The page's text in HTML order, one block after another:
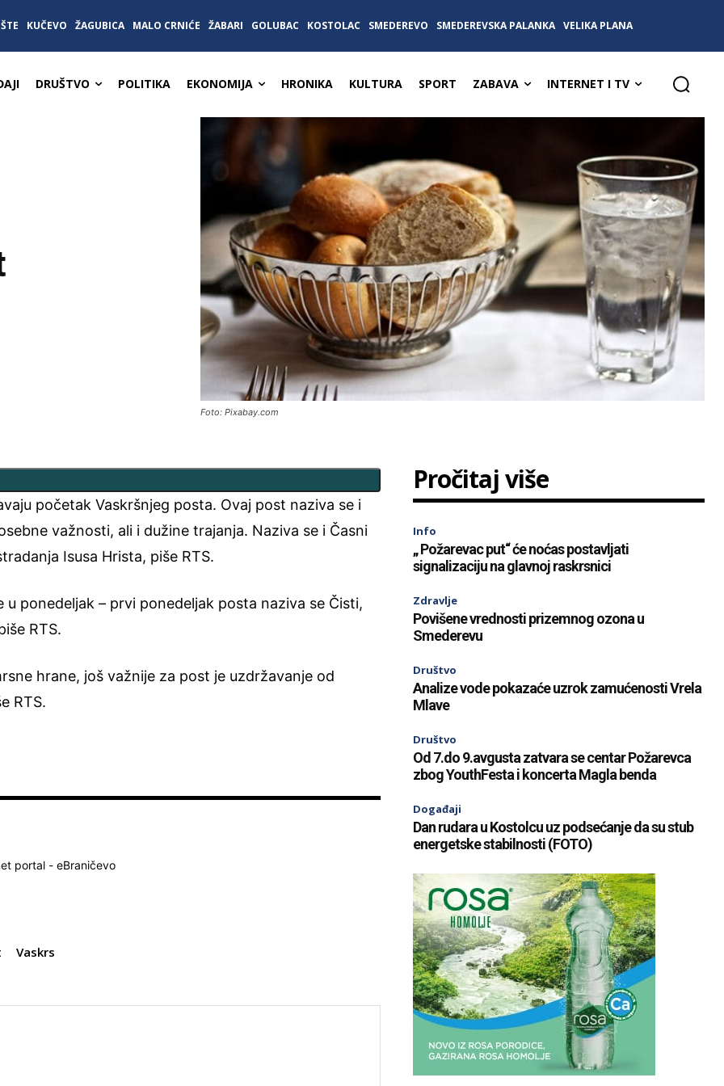
KUČEVO ŽAGUBICA MALO CRNIĆE ŽABARI GOLUBAC KOSTOLAC SMEDEREVO SMEDEREVSKA PALANKA VELIKA PLANA
DRUŠTVO POLITIKA EKONOMIJA HRONIKA KULTURA SPORT ZABAVA INTERNET I TV
Foto: Pixabay.com
početak Vaskršnjeg posta. Ovaj post naziva se i
važnosti, ali i dužine trajanja. Naziva se i Časni
Isusa Hrista, piše RTS.
u ponedeljak – prvi ponedeljak posta naziva se Čisti,
RTS.
hrane, još važnije za post je uzdržavanje od
RTS.
portal - eBraničevo
Vaskrs
Pročitaj više
Info
„ Požarevac put“ će noćas postavljati
signalizaciju na glavnoj raskrsnici
Zdravlje
Povišene vrednosti prizemnog ozona u
Smederevu
Društvo
Analize vode pokazaće uzrok zamućenosti Vrela
Mlave
Društvo
Od 7.do 9.avgusta zatvara se centar Požarevca
zbog YouthFesta i koncerta Magla benda
Događaji
Dan rudara u Kostolcu uz podsećanje da su stub
energetske stabilnosti (FOTO)